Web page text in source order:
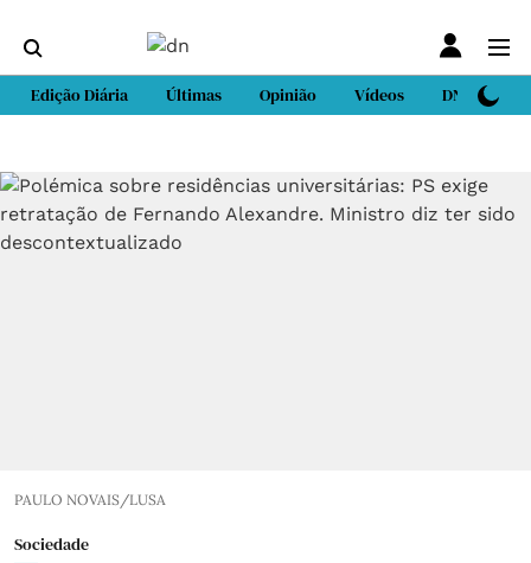
Edição Diária Últimas Opinião Vídeos DN Sport
PAULO NOVAIS/LUSA
Sociedade